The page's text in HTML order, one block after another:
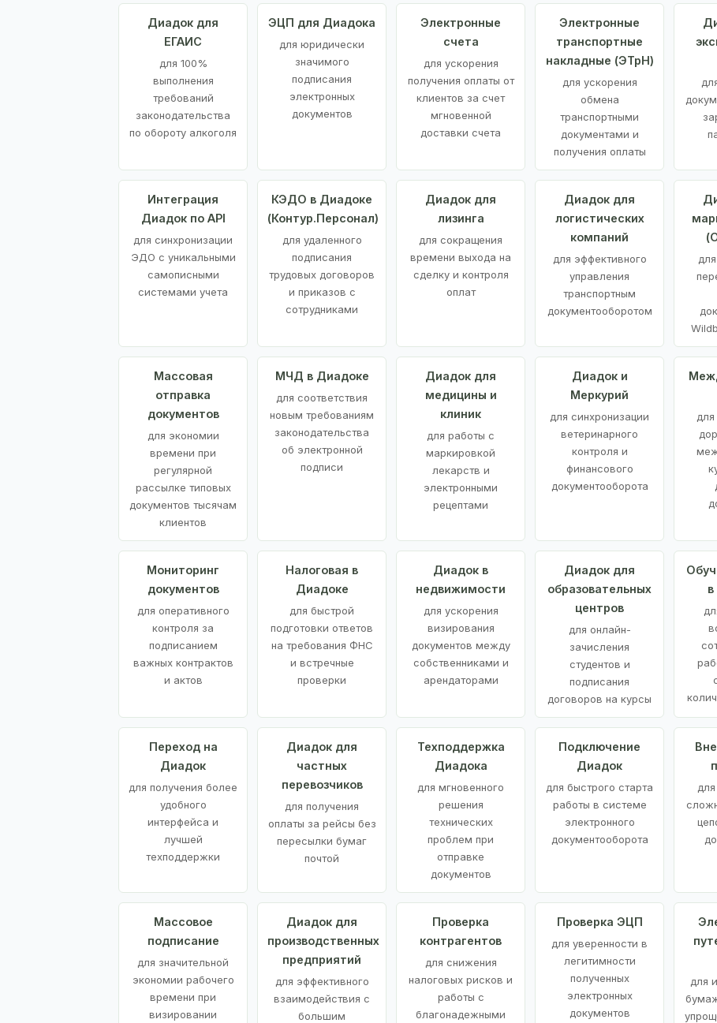
Диадок для
ЕГАИС
для 100%
выполнения
требований
законодательства
по обороту алкоголя
ЭЦП для Диадока
для юридически
значимого
подписания
электронных
документов
Электронные
счета
для ускорения
получения оплаты от
клиентов за счет
мгновенной
доставки счета
Электронные
транспортные
накладные (ЭТрН)
для ускорения
обмена
транспортными
документами и
получения оплаты
Интеграция
Диадок по API
для синхронизации
ЭДО с уникальными
самописными
системами учета
КЭДО в Диадоке
(Контур.Персонал)
для удаленного
подписания
трудовых договоров
и приказов с
сотрудниками
Диадок для
лизинга
для сокращения
времени выхода на
сделку и контроля
оплат
Диадок для
логистических
компаний
для эффективного
управления
транспортным
документооборотом
Массовая
отправка
документов
для экономии
времени при
регулярной
рассылке типовых
документов тысячам
клиентов
МЧД в Диадоке
для соответствия
новым требованиям
законодательства
об электронной
подписи
Диадок для
медицины и
клиник
для работы с
маркировкой
лекарств и
электронными
рецептами
Диадок и
Меркурий
для синхронизации
ветеринарного
контроля и
финансового
документооборота
Мониторинг
документов
для оперативного
контроля за
подписанием
важных контрактов
и актов
Налоговая в
Диадоке
для быстрой
подготовки ответов
на требования ФНС
и встречные
проверки
Диадок в
недвижимости
для ускорения
визирования
документов между
собственниками и
арендаторами
Диадок для
образовательных
центров
для онлайн-
зачисления
студентов и
подписания
договоров на курсы
Переход на
Диадок
для получения более
удобного
интерфейса и
лучшей
техподдержки
Диадок для
частных
перевозчиков
для получения
оплаты за рейсы без
пересылки бумаг
почтой
Техподдержка
Диадока
для мгновенного
решения
технических
проблем при
отправке
документов
Подключение
Диадок
для быстрого старта
работы в системе
электронного
документооборота
Массовое
подписание
для значительной
экономии рабочего
времени при
визировании
Диадок для
производственных
предприятий
для эффективного
взаимодействия с
большим
Проверка
контрагентов
для снижения
налоговых рисков и
работы с
благонадежными
Проверка ЭЦП
для уверенности в
легитимности
полученных
электронных
документов
для